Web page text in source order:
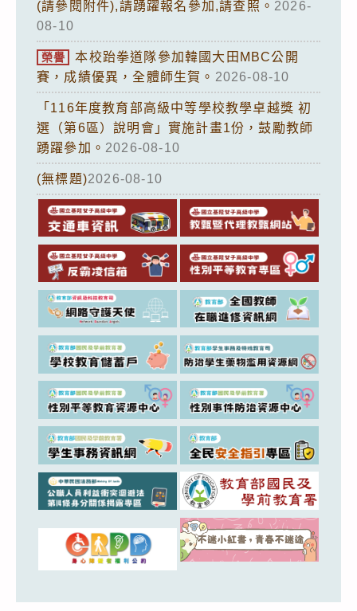
(請參閱附件),請踴躍報名參加,請查照。 2026-
08-10
榮譽
本校跆拳道隊參加韓國大田MBC公開
賽，成績優異，全體師生賀。 2026-08-10
「116年度教育部高級中等學校教學卓越獎 初
選（第6區）說明會」實施計畫1份，鼓勵教師
踴躍參加。 2026-08-10
(無標題)2026-08-10